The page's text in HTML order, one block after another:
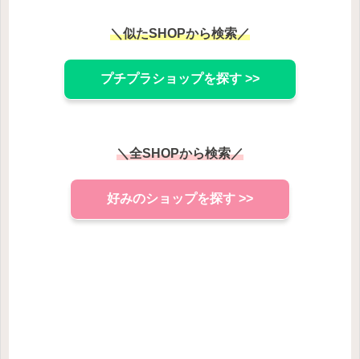
＼似たSHOPから検索／
プチプラショップを探す >>
＼全SHOPから検索／
好みのショップを探す >>